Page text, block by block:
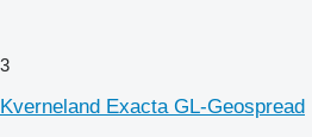
3
Kverneland Exacta GL-Geospread